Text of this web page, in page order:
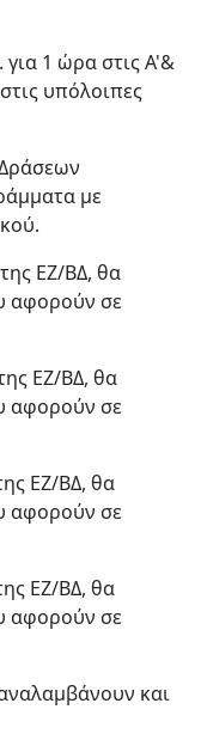
1 ώρα στις Α'&
υπόλοιπες
με
ΕΖ/ΒΔ, θα
αφορούν σε
ΕΖ/ΒΔ, θα
αφορούν σε
ΕΖ/ΒΔ, θα
αφορούν σε
ΕΖ/ΒΔ, θα
αφορούν σε
και